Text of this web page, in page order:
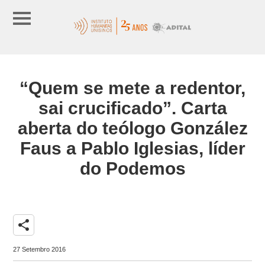
“Quem se mete a redentor,
sai crucificado”. Carta
aberta do teólogo González
Faus a Pablo Iglesias, líder
do Podemos
share
27 Setembro 2016